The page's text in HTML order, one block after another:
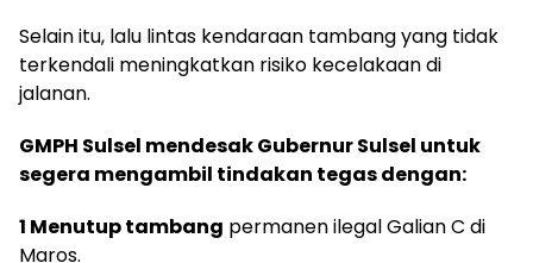
Selain itu, lalu lintas kendaraan tambang yang tidak
terkendali meningkatkan risiko kecelakaan di
jalanan.
GMPH Sulsel mendesak Gubernur Sulsel untuk
segera mengambil tindakan tegas dengan:
1 Menutup tambang permanen ilegal Galian C di
Maros.